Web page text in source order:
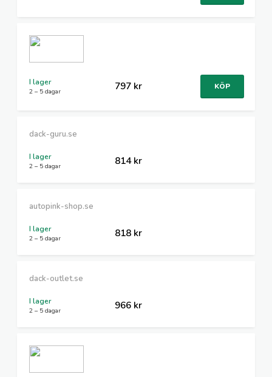
I lager
2 – 5 dagar 797 kr KÖP
dack-guru.se
I lager
2 – 5 dagar 814 kr
autopink-shop.se
I lager
2 – 5 dagar 818 kr
dack-outlet.se
I lager
2 – 5 dagar 966 kr